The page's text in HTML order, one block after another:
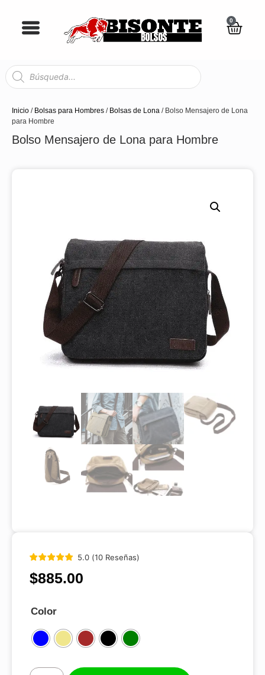
0
Inicio / Bolsas para Hombres / Bolsas de Lona / Bolso Mensajero de Lona
para Hombre
Bolso Mensajero de Lona para Hombre
5.0 (10 Reseñas)
$885.00
Color